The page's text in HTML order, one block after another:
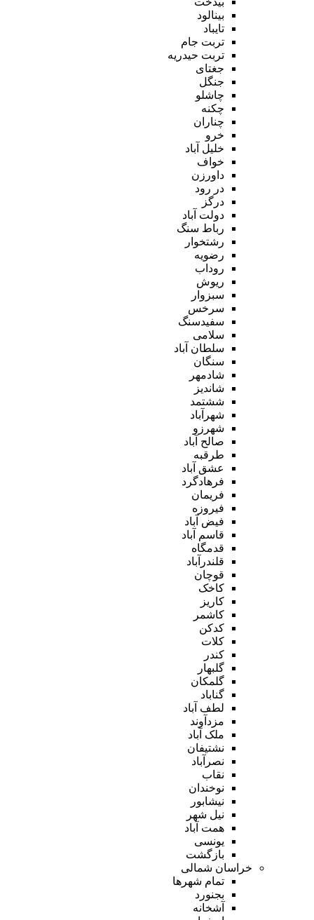
بینالود
تایباد
تربت جام
تربت حیدریه
جغتای
جنگل
چاشلو
چکنه
چناران
خرو
خلیل آباد
خواف
داورزن
در رود
درگز
دولت آباد
رباط سنگ
رشتخوار
رضویه
روداب
ریوش
سبزوار
سرخس
سفیدسنگ
سلامی
سلطان آباد
سنگان
شادمهر
شاندیز
ششتمد
شهرآباد
شهرزو
صالح آباد
طرقبه
عشق آباد
فرهادگرد
فریمان
فیروزه
فیض آباد
قاسم آباد
قدمگاه
قلندرآباد
قوچان
کاخک
کاریز
کاشمر
کدکن
کلات
کندر
گلبهار
گلمکان
گناباد
لطف آباد
مزدآوند
ملک آباد
نشتیفان
نصرآباد
نقاب
نوخندان
نیشابور
نیل شهر
همت آباد
یونسی
بازگشت
خراسان شمالی
تمام شهر‌ها
بجنورد
آشخانه